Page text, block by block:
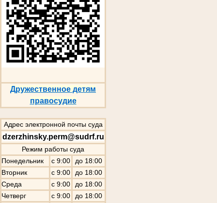
Дружественное детям
правосудие
Адрес электронной почты суда
dzerzhinsky.perm@sudrf.ru
Режим работы суда
Понедельник
с 9:00
до 18:00
Вторник
с 9:00
до 18:00
Среда
с 9:00
до 18:00
Четверг
с 9:00
до 18:00